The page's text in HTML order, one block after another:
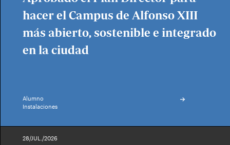
hacer el Campus de Alfonso XIII
más abierto, sostenible e integrado
en la ciudad
Alumno
Instalaciones
28/JUL./2026